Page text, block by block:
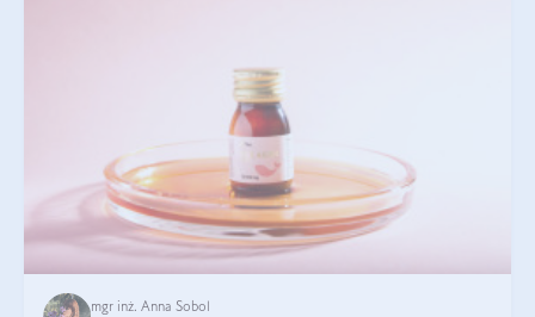
mgr inż. Anna Sobol